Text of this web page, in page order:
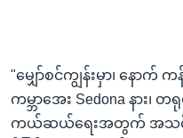
"မျှော်စင်ကျွန်းမှာ၊ နော
ကမ္ဘာအေး Sedona နား၊
ကယ်ဆယ်ရေးအတွက် အသင့်